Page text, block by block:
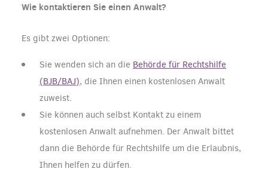
Wie kontaktieren Sie einen Anwalt?
Es gibt zwei Optionen:
Sie wenden sich an die Behörde für Rechtshilfe
(BJB/BAJ), die Ihnen einen kostenlosen Anwalt
zuweist.
Sie können auch selbst Kontakt zu einem
kostenlosen Anwalt aufnehmen. Der Anwalt bittet
dann die Behörde für Rechtshilfe um die Erlaubnis,
Ihnen helfen zu dürfen.